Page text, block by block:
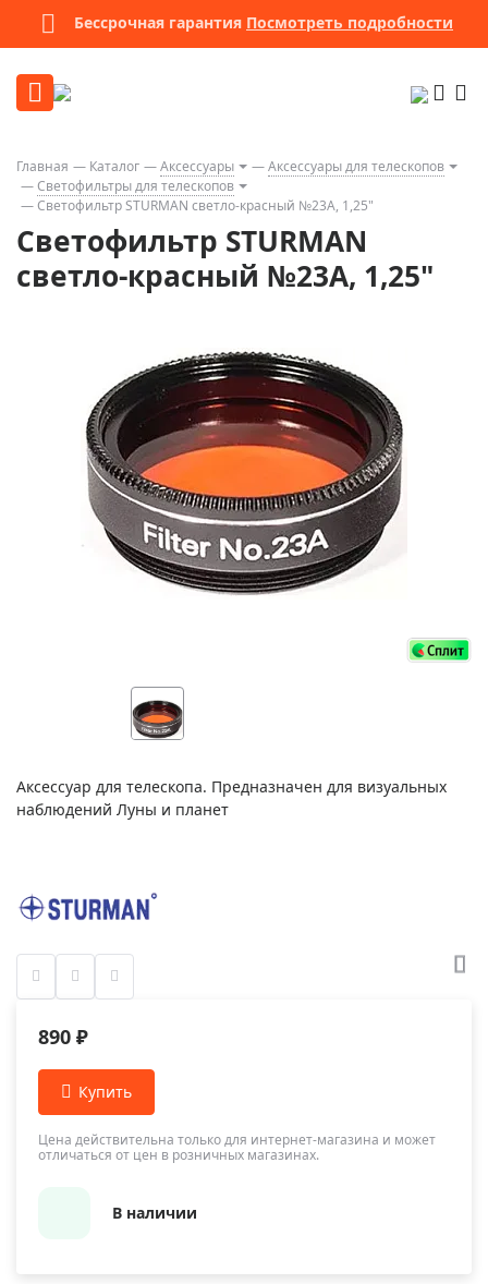
Бессрочная гарантия Посмотреть подробности
Главная Каталог Аксессуары
Аксессуары для телескопов
Светофильтры для телескопов
Светофильтр STURMAN светло-красный №23А, 1,25"
Светофильтр STURMAN
светло-красный №23А, 1,25"
Аксессуар для телескопа. Предназначен для визуальных
наблюдений Луны и планет
890 ₽
Цена действительна только для интернет-магазина и может
отличаться от цен в розничных магазинах.
В наличии